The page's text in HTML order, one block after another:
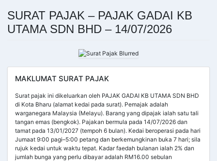
SURAT PAJAK – PAJAK GADAI KB
UTAMA SDN BHD – 14/07/2026
MAKLUMAT SURAT PAJAK
Surat pajak ini dikeluarkan oleh PAJAK GADAI KB UTAMA SDN BHD
di Kota Bharu (alamat kedai pada surat). Pemajak adalah
warganegara Malaysia (Melayu). Barang yang dipajak ialah satu tali
tangan emas (bengkok). Pajakan bermula pada 14/07/2026 dan
tamat pada 13/01/2027 (tempoh 6 bulan). Kedai beroperasi pada hari
Jumaat 9:00 pagi–5:00 petang dan berkemungkinan buka 7 hari; sila
rujuk kedai untuk waktu tepat. Kadar faedah bulanan ialah 2% dan
jumlah bunga yang perlu dibayar adalah RM16.00 sebulan